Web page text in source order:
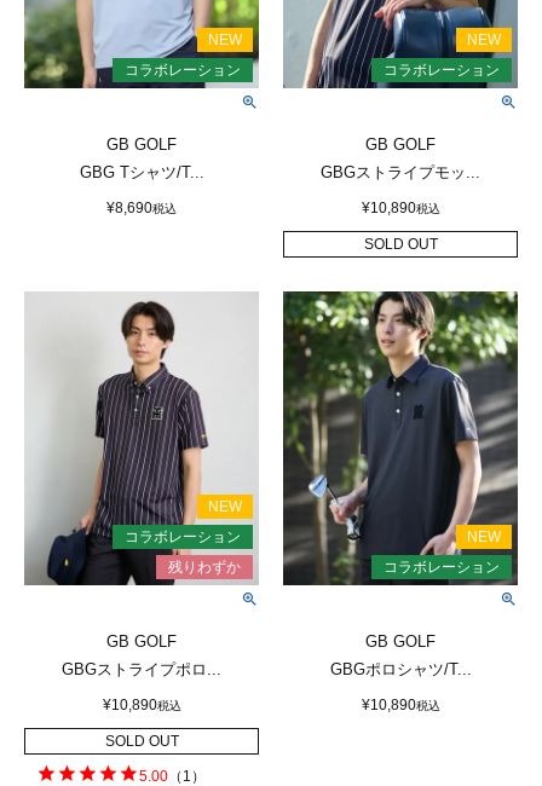
GB GOLF
GBG Tシャツ/T...
¥8,690税込
GB GOLF
GBGストライプモッ...
¥10,890税込
SOLD OUT
GB GOLF
GBGストライプポロ...
¥10,890税込
SOLD OUT
5.00 （ 1 ）
GB GOLF
GBGポロシャツ/T...
¥10,890税込